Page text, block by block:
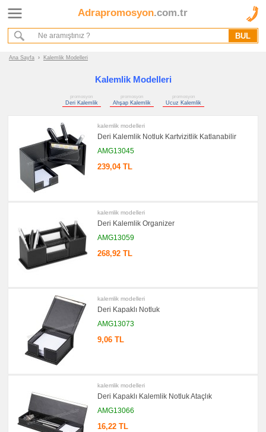
Adrapromosyon.com.tr
Ana Sayfa › Kalemlik Modelleri
Kalemlik Modelleri
promosyon
Deri Kalemlik
promosyon
Ahşap Kalemlik
promosyon
Ucuz Kalemlik
kalemlik modelleri
Deri Kalemlik Notluk Kartvizitlik Katlanabilir
AMG13045
239,04 TL
kalemlik modelleri
Deri Kalemlik Organizer
AMG13059
268,92 TL
kalemlik modelleri
Deri Kapaklı Notluk
AMG13073
9,06 TL
kalemlik modelleri
Deri Kapaklı Kalemlik Notluk Ataçlık
AMG13066
16,22 TL
Ana Sayfa
Hakkımızda
Kurumsal Hizmet Akışımız
Promosyon
promosyon
Kalemlik
promosyon
Deri
Kalemlik
promosyon
Ahşap
Kalemlik
promosyon
Tüm
gösteriliyor
Ajanda
Organizer
promosyon
Matara
&
Termos
&
Bardak
Dönüşümlü
Ürünler
promosyon
Anahtarlık